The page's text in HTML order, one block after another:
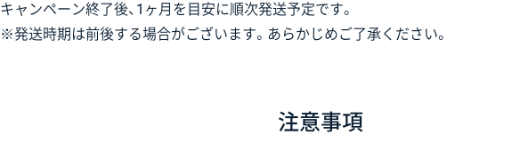
キャンペーン終了後、1ヶ月を目安に順次発送予定です。
※発送時期は前後する場合がございます。あらかじめご了承ください。
注意事項